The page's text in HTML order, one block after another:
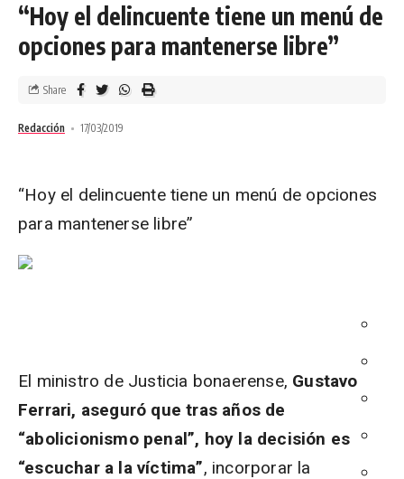
“Hoy el delincuente tiene un menú de
opciones para mantenerse libre”
Redacción 17/03/2019
Share
“Hoy el delincuente tiene un menú de opciones
para mantenerse libre”
El ministro de Justicia bonaerense, Gustavo
Ferrari, aseguró que tras años de
“abolicionismo penal”, hoy la decisión es
“escuchar a la víctima”, incorporar la